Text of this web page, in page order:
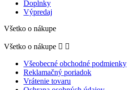
Doplnky
Výpredaj
Všetko o nákupe
Všetko o nákupe  
Všeobecné obchodné podmienky
Reklamačný poriadok
Vrátenie tovaru